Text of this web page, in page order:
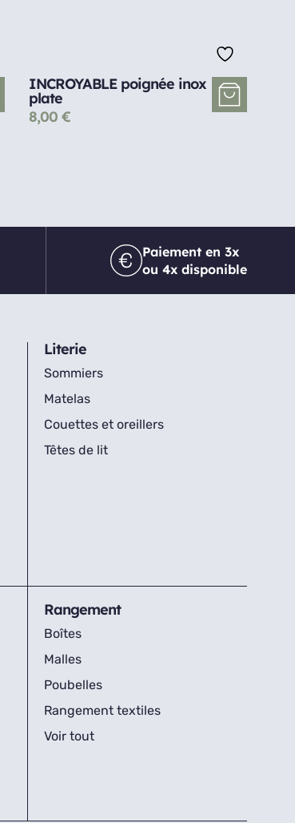
INCROYABLE poignée inox
plate
8,00 €
Paiement en 3x
ou 4x disponible
Literie
Sommiers
Matelas
Couettes et oreillers
Têtes de lit
Rangement
Boîtes
Malles
Poubelles
Rangement textiles
Voir tout